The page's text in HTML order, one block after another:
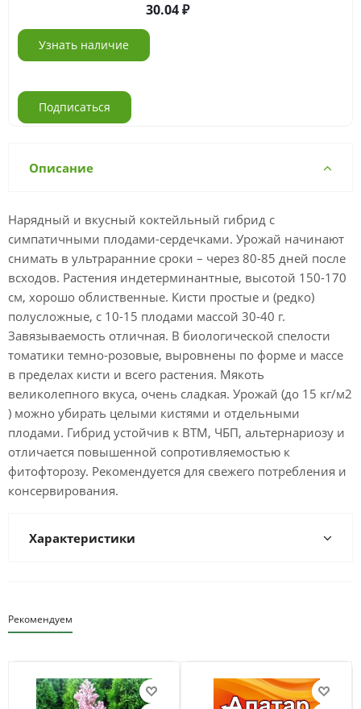
30.04
Узнать наличие
Подписаться
Описание
Нарядный и вкусный коктейльный гибрид с
симпатичными плодами-сердечками. Урожай начинают
снимать в ультраранние сроки – через 80-85 дней после
всходов. Растения индетерминантные, высотой 150-170
см, хорошо облиственные. Кисти простые и (редко)
полусложные, с 10-15 плодами массой 30-40 г.
Завязываемость отличная. В биологической спелости
томатики темно-розовые, выровнены по форме и массе
в пределах кисти и всего растения. Мякоть
великолепного вкуса, очень сладкая. Урожай (до 15 кг/м2
) можно убирать целыми кистями и отдельными
плодами. Гибрид устойчив к ВТМ, ЧБП, альтернариозу и
отличается повышенной сопротивляемостью к
фитофторозу. Рекомендуется для свежего потребления и
консервирования.
Характеристики
Рекомендуем